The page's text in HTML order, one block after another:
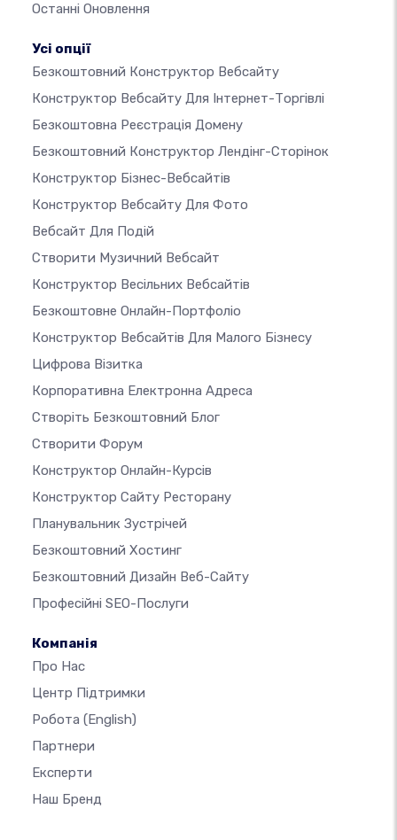
Останні Оновлення
Усі опції
Безкоштовний Конструктор Вебсайту
Конструктор Вебсайту Для Інтернет-Торгівлі
Безкоштовна Реєстрація Домену
Безкоштовний Конструктор Лендінг-Сторінок
Конструктор Бізнес-Вебсайтів
Конструктор Вебсайту Для Фото
Вебсайт Для Подій
Створити Музичний Вебсайт
Конструктор Весільних Вебсайтів
Безкоштовне Онлайн-Портфоліо
Конструктор Вебсайтів Для Малого Бізнесу
Цифрова Візитка
Корпоративна Електронна Адреса
Створіть Безкоштовний Блог
Створити Форум
Конструктор Онлайн-Курсів
Конструктор Сайту Ресторану
Планувальник Зустрічей
Безкоштовний Хостинг
Безкоштовний Дизайн Веб-Сайту
Професійні SEO-Послуги
Компанія
Про Нас
Центр Підтримки
Робота (English)
Партнери
Експерти
Наш Бренд